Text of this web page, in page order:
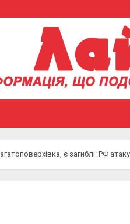
є загиблі: РФ